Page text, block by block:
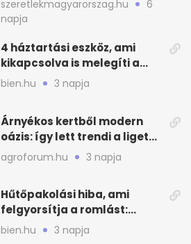
szeretlekmagyarorszag.hu
6
napja
4 háztartási eszköz, ami
kikapcsolva is melegíti a
lakást
bien.hu 3 napja
Árnyékos kertből modern
oázis: így lett trendi a ligetes
zöld
agroforum.hu 3 napja
Hűtőpakolási hiba, ami
felgyorsítja a romlást:
zónákra figyelj
bien.hu 3 napja